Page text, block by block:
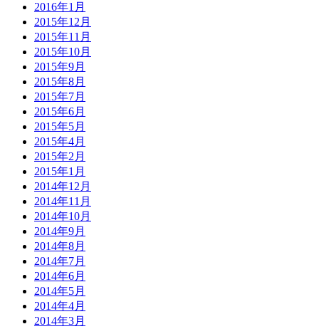
2016年1月
2015年12月
2015年11月
2015年10月
2015年9月
2015年8月
2015年7月
2015年6月
2015年5月
2015年4月
2015年2月
2015年1月
2014年12月
2014年11月
2014年10月
2014年9月
2014年8月
2014年7月
2014年6月
2014年5月
2014年4月
2014年3月